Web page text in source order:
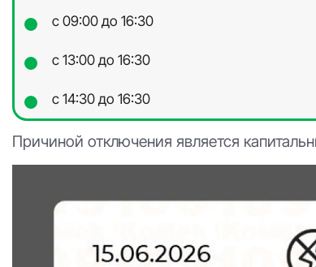
с 09:00 до 16:30
с 13:00 до 16:30
с 14:30 до 16:30
Причиной отключения является